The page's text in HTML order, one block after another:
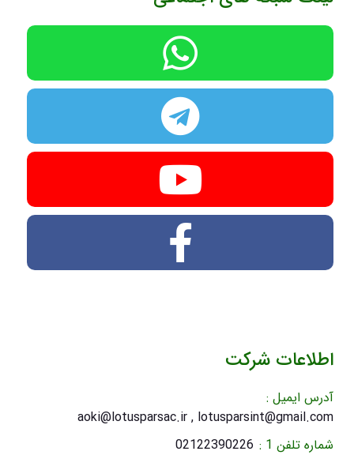
اطلاعات شرکت
آدرس ایمیل :
aoki@lotusparsac.ir , lotusparsint@gmail.com
شماره تلفن 1 :
02122390226